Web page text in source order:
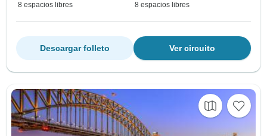
8 espacios libres 8 espacios libres
Ver circuito
Descargar folleto